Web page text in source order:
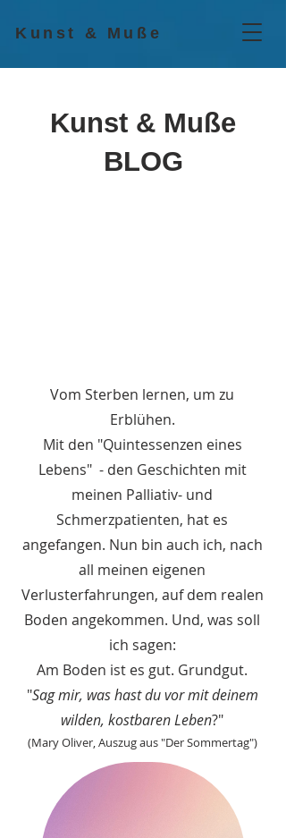
Kunst & Muße
Kunst & Muße
BLOG
Vom Sterben lernen, um zu
Erblühen.
Mit den "Quintessenzen eines
Lebens" - den Geschichten mit
meinen Palliativ- und
Schmerzpatienten, hat es
angefangen. Nun bin auch ich, nach
all meinen eigenen
Verlusterfahrungen, auf dem realen
Boden angekommen. Und, was soll
ich sagen:
Am Boden ist es gut. Grundgut.
"Sag mir, was hast du vor mit deinem
wilden, kostbaren Leben?"
(Mary Oliver, Auszug aus "Der Sommertag")